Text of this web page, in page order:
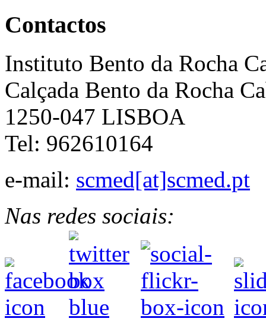
Contactos
Instituto Bento da Rocha
Calçada Bento da Rocha
1250-047 LISBOA
Tel: 962610164
e-mail: scmed[at]scmed.pt
Nas redes sociais: